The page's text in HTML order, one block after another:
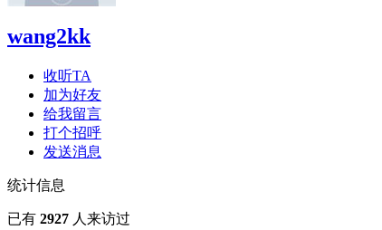
wang2kk
收听TA
加为好友
给我留言
打个招呼
发送消息
统计信息
已有 2927 人来访过